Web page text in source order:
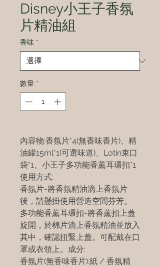
Disney小王子香氛
片精油組
香味 *
數量 *
內容物:香氛片*4(無香味香片)、精
油罐15ml*1(可選味道)、Lotin束口
袋*1、小王子多功能香薰耳環扣*1
使用方式:
香氛片-將香氛精油滴上香氛片
後，請懸掛使用營造空間芬芳。
多功能香薰耳環扣-將香薰扣上蓋
旋開，於棉片滴上香氛精油並放入
其中，確認扭緊上蓋。可配戴在口
罩或衣領上。成分:
香氛片(無香味香片):紙 / 香氛精